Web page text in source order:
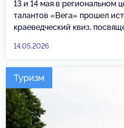
13 и 14 мая в региональном
талантов «Вега» прошел
краеведческий квиз,
14.05.2026
Туризм